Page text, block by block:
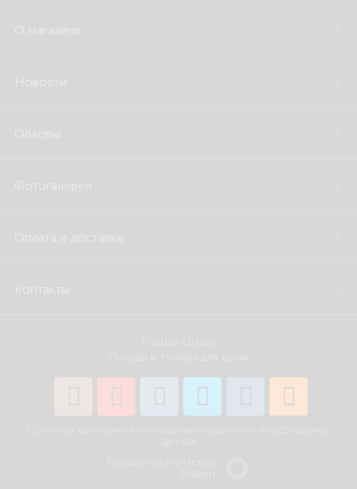
О магазине
Новости
Обзоры
Фотогалерея
Оплата и доставка
Контакты